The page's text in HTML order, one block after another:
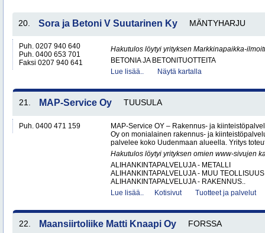
20. Sora ja Betoni V Suutarinen Ky MÄNTYHARJU
Puh. 0207 940 640
Puh. 0400 653 701
Faksi 0207 940 641
Hakutulos löytyi yrityksen Markkinapaikka-
BETONIA JA BETONITUOTTEITA
Lue lisää..
Näytä kartalla
21. MAP-Service Oy TUUSULA
Puh. 0400 471 159
MAP-Service OY – Rakennus- ja
Oy on monialainen rakennus- ja
palvelee koko Uudenmaan alueella. Yritys
Hakutulos löytyi yrityksen omien www-sivujen
ALIHANKINTAPALVELUJA - METALLI
ALIHANKINTAPALVELUJA - MUU TEOLLISUUS
ALIHANKINTAPALVELUJA - RAKENNUS..
Lue lisää..
Kotisivut Tuotteet ja palvelut
22. Maansiirtoliike Matti Knaapi Oy FORSSA